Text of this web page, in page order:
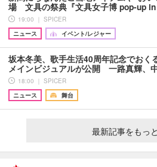
場 文具の祭典『文具女子博 pop-up
19:00 ｜ SPICER
ニュース
イベント/レジャー
坂本冬美、歌手生活40周年記念でおく
メインビジュアルが公開 一路真輝、
18:00 ｜ SPICER
ニュース
舞台
最新記事をもっ